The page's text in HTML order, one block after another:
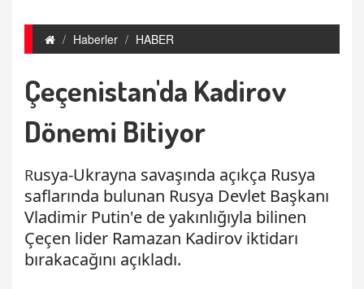
Haberler HABER
Çeçenistan'da Kadirov
Dönemi Bitiyor
Rusya-Ukrayna savaşında açıkça Rusya
saflarında bulunan Rusya Devlet Başkanı
Vladimir Putin'e de yakınlığıyla bilinen
Çeçen lider Ramazan Kadirov iktidarı
bırakacağını açıkladı.